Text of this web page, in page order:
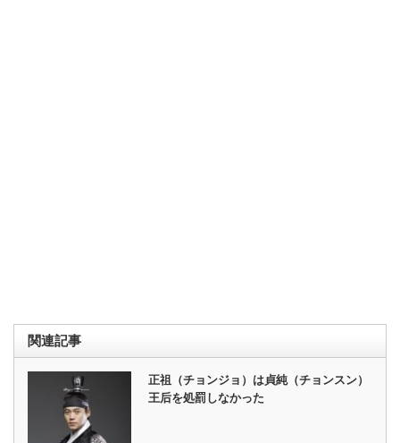
関連記事
正祖（チョンジョ）は貞純（チョンスン）
王后を処罰しなかった